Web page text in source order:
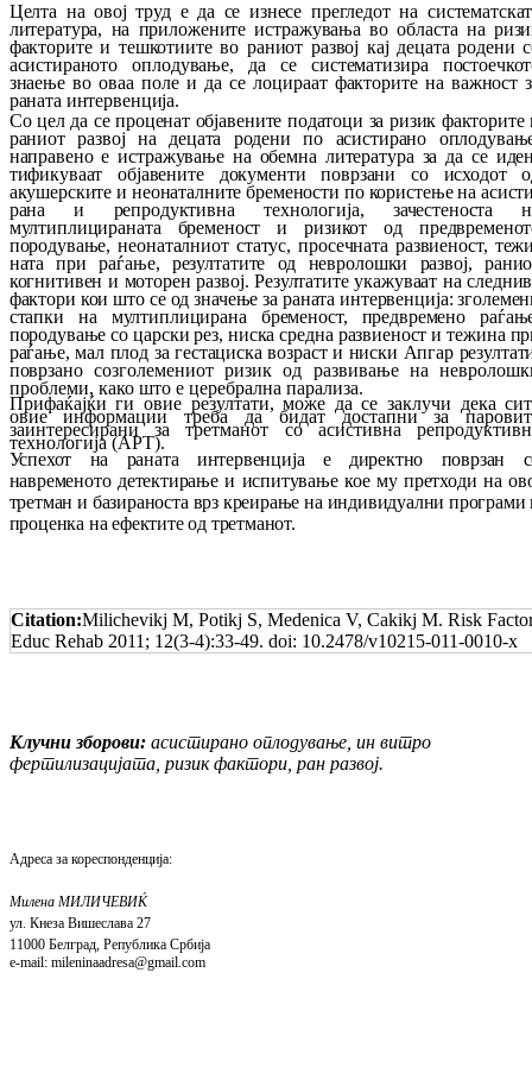
Целта на овој труд е да се изнесе прегледот на
литература, на при­ло­же­ни­те истражувања во областа на
фак­то­ри­те и тешкотиите во раниот развој кај де­ца­та родени
асистираното оплодување, да се сис­тематизира
знаење во оваа по­ле и да се лоцираат факторите на важност
раната интервенција.
Со цел да се проценат објавените податоци за ризик факторите
раниот развој на децата ро­дени по асистирано
направено е ис­тражување на обемна литература за да се
тификуваат објавените документи по­вр­за­ни со исходот
акушерските и нео­на­тал­ни­те бремености по користење на
ра­на и репродуктивна технологија, за­чес­те­нос­та
мултиплицираната бременост и ри­зи­кот од
породување, нео­на­тал­ниот статус, просечната развиеност,
ната при раѓање, резултатите од нев­ро­лош­ки развој,
когнитивен и моторен раз­вој.Резултатите укажуваат на
фактори кои што се од значење за раната ин­тер­вен­ци­ја:
стапки на мултиплицирана бре­меност, предвремено
породување со царски рез, ниска средна развиеност и те­жи­на
раѓање, мал плод за гестациска воз­раст и ниски Апгар
поврзано созго­ле­ме­ни­от ризик од развивање на
про­блеми, како што е церебрална па­рализа.
Прифаќајќи ги овие резултати, може да се зак­лучи дека
овие информации треба да би­дат достапни за
заинтересирани за третманот со aсистивнa
технологија (АРТ).
Успехот на раната интервенција е директно по­врзан
навременото детектирање и ис­пи­ту­ва­ње кое му претходи на
третман и ба­зи­раноста врз креирање на индивидуални про­грами
проценка на ефектите од трет­ма­нот.
Citation:Milichevikj M, Potikj S, Medenica V, Cakikj M. Risk
Educ Rehab 2011; 12(3-4):33-49. doi: 10.2478/v10215-011-0010-x
Клучни зборови:асистирано оплодување, ин вит­ро
фертилизацијата, ризик фактори, ран развој.
Адреса за кореспонденција:
Милена МИЛИЧЕВИЌ
ул. Кнеза Вишеслава 27
11000 Белград, Република Србија
e-mail: mileninaadresa@gmail.com